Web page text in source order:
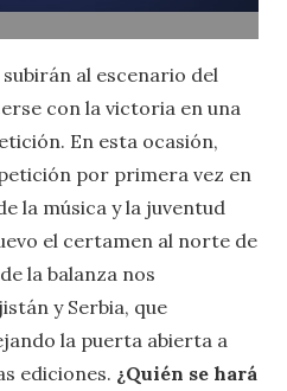
al escenario del
con la victoria en una
En esta ocasión,
por primera vez en
la música y la juventud
el certamen al norte de
la balanza nos
y Serbia, que
la puerta abierta a
ediciones. ¿Quién se hará